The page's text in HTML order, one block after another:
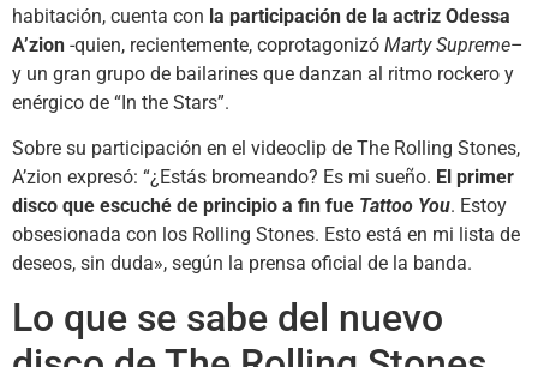
habitación, cuenta con la participación de la actriz Odessa
A’zion -quien, recientemente, coprotagonizó Marty Supreme–
y un gran grupo de bailarines que danzan al ritmo rockero y
enérgico de “In the Stars”.
Sobre su participación en el videoclip de The Rolling Stones,
A’zion expresó: “¿Estás bromeando? Es mi sueño. El primer
disco que escuché de principio a fin fue Tattoo You. Estoy
obsesionada con los Rolling Stones. Esto está en mi lista de
deseos, sin duda», según la prensa oficial de la banda.
Lo que se sabe del nuevo